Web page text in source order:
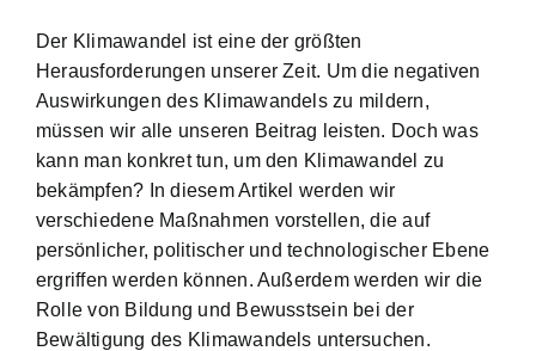
Der Klimawandel ist eine der größten
Herausforderungen unserer Zeit. Um die negativen
Auswirkungen des Klimawandels zu mildern,
müssen wir alle unseren Beitrag leisten. Doch was
kann man konkret tun, um den Klimawandel zu
bekämpfen? In diesem Artikel werden wir
verschiedene Maßnahmen vorstellen, die auf
persönlicher, politischer und technologischer Ebene
ergriffen werden können. Außerdem werden wir die
Rolle von Bildung und Bewusstsein bei der
Bewältigung des Klimawandels untersuchen.